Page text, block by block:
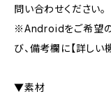
問い合わせください。
※Androidをご希望の
び、備考欄に【詳しい
▼素材